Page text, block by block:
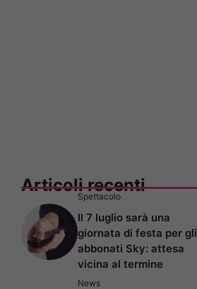
Articoli recenti
Spettacolo
Il 7 luglio sarà una
giornata di festa per gli
abbonati Sky: attesa
vicina al termine
News